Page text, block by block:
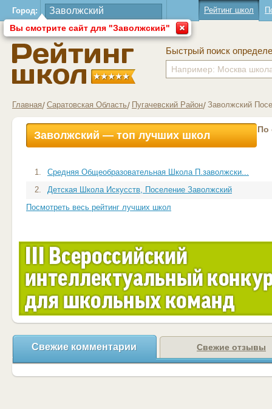
Город:
Вы смотрите сайт для "Заволжский"
Рейтинг школ
Быстрый поиск
Главная Саратовская Область Пугачевский Район Заволжский
Заволжский — топ лучших школ По
1.
Средняя Общеобразовательная Школа П.заволжски...
2.
Детская Школа Искусств, Поселение Заволжский
Посмотреть весь рейтинг лучших школ
Свежие комментарии Свежие отзывы